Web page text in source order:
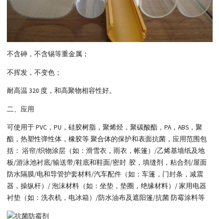
不含砷，不含锡等重金属；
不挥发，不变色；
耐高温 320 度，和高聚物相容性好。
二、应用
可使用于 PVC，PU，硅胶树脂，聚烯烃，聚碳酸酯，PA，ABS，聚
酯，热塑性弹性体，橡胶等 聚合体的保护和表面抗菌，应用范围包
括： 浴帘/织物涂层（如：滑雪衣，雨衣，帐篷）/乙烯基墙纸及地
板/游泳池衬底/输送带/鞋底和鞋面/密封 胶，填缝剂，粘合剂/屋面
防水隔膜/电和导管护套材料/汽车配件（如：车篷，门封条，减震
器，操纵杆）/ 泡沫材料（如：坐垫，垫圈，绝缘材料）/ 家用电器
衬垫（如：洗衣机，电冰箱）/防水油布及遮阳篷/抗菌 防霉涂料等